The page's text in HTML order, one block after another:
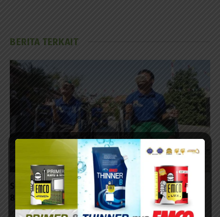
BERITA TERKAIT
Sebanyak 60 Anak Disabilitas Ikuti Lomba HUT ke-
81 RI di Kalijudan
07/08/2026 - 15:53